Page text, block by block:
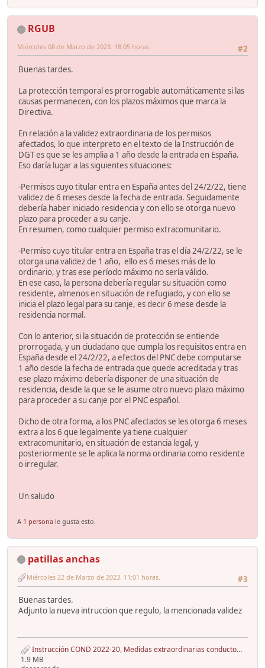
RGUB
#2
Miércoles 08 de Marzo de 2023. 18:05 horas.
Buenas tardes.
La protección temporal es prorrogable automáticamente si las
causas permanecen, con los plazos máximos que marca la
Directiva.
En relación a la validez extraordinaria de los permisos
afectados, lo que interpreto en el texto de la Instrucción de
DGT es que se les amplia a 1 año desde la entrada en España.
Eso daría lugar a las siguientes situaciones:
-Permisos cuyo titular entra en España antes del 24/2/22, tiene
validez de 6 meses desde la fecha de entrada. Seguidamente
debería haber iniciado residencia y con ello se otorga nuevo
plazo para proceder a su canje.
En resumen, como cualquier permiso extracomunitario.
-Permiso cuyo titular entra en España tras el día 24/2/22, se le
otorga una validez de 1 año, ello es 6 meses más de lo
ordinario, y tras ese período máximo no sería válido.
En ese caso, la persona debería regular su situación como
residente, almenos en situación de refugiado, y con ello se
inicia el plazo legal para su canje, es decir 6 mese desde la
residencia normal.
Con lo anterior, si la situación de protección se entiende
prorrogada, y un ciudadano que cumpla los requisitos entra en
España desde el 24/2/22, a efectos del PNC debe computarse
1 año desde la fecha de entrada que quede acreditada y tras
ese plazo máximo debería disponer de una situación de
residencia, desde la que se le asume otro nuevo plazo máximo
para proceder a su canje por el PNC español.
Dicho de otra forma, a los PNC afectados se les otorga 6 meses
extra a los 6 que legalmente ya tiene cualquier
extracomunitario, en situación de estancia legal, y
posteriormente se le aplica la norma ordinaria como residente
o irregular.
Un saludo
A 1 persona le gusta esto.
patillas anchas
#3
Miércoles 22 de Marzo de 2023. 11:01 horas.
Buenas tardes.
Adjunto la nueva intruccion que regulo, la mencionada validez
Instrucción COND 2022-20, Medidas extraordinarias conductores Ucrania julio 2022, 2ªInst. - copia.pdf
1.9 MB